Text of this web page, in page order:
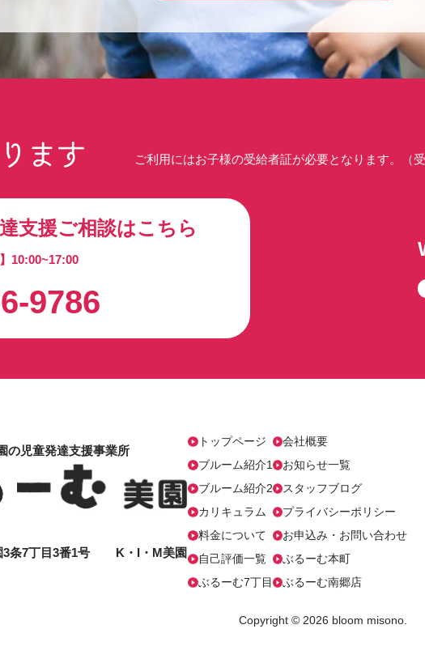
ます ご利用にはお子様の受給者証が必要となります。（
支援ご相談はこちら
10:00~17:00
9786
の児童発達支援事業所
3条7丁目3番1号 K・I・M美園
トップページ
ブルーム紹介1
ブルーム紹介2
カリキュラム
料金について
自己評価一覧
ぶるーむ7丁目
会社概要
お知らせ一覧
スタッフブログ
プライバシーポリシー
お申込み・お問い合わせ
ぶるーむ本町
ぶるーむ南郷店
Copyright © 2026 bloom misono.